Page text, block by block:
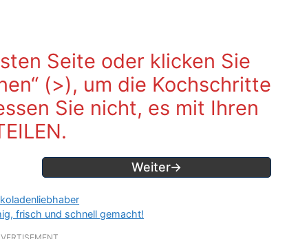
Seite oder klicken Sie
(>), um die Kochschritte
Sie nicht, es mit Ihren
Weiter→
frisch und schnell gemacht!